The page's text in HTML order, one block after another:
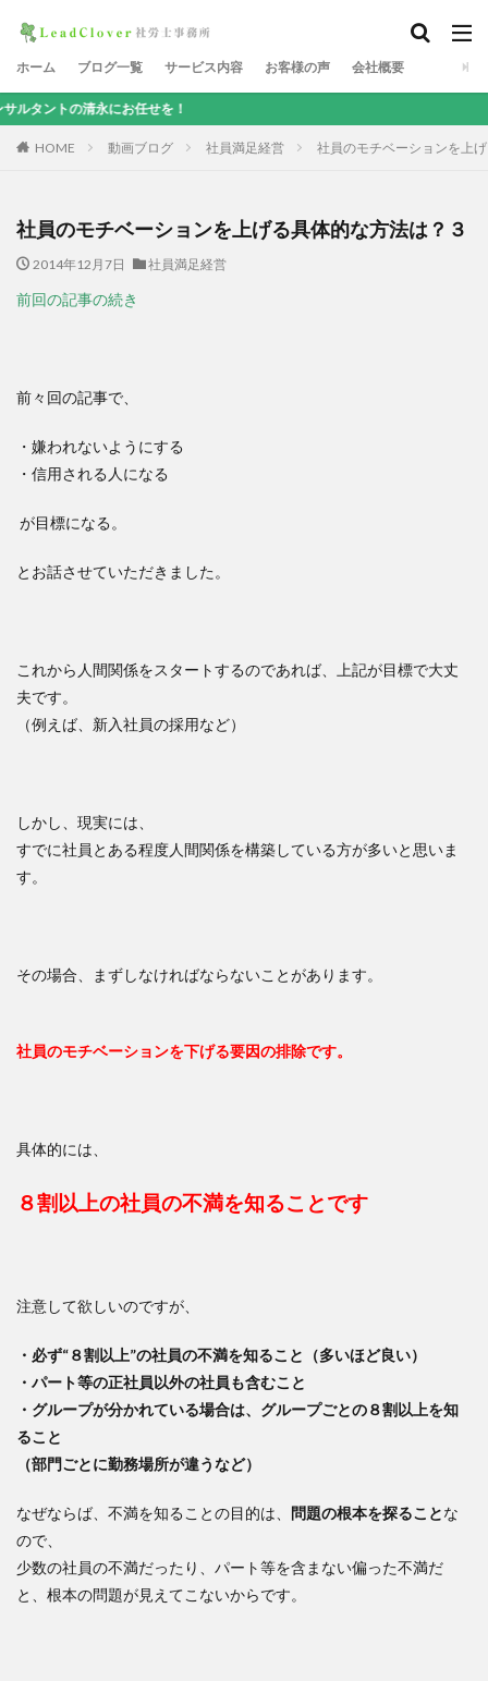
ホーム ブログ一覧 サービス内容 お客様の声 会社概要
清永にお任せを！
HOME 動画ブログ 社員満足経営 社員のモチベーションを上
社員のモチベーションを上げる具体的な方法は？３
2014年12月7日 社員満足経営
前回の記事の続き
前々回の記事で、
・嫌われないようにする
・信用される人になる
が目標になる。
とお話させていただきました。
これから人間関係をスタートするのであれば、上記が目標で大丈
夫です。
（例えば、新入社員の採用など）
しかし、現実には、
すでに社員とある程度人間関係を構築している方が多いと思いま
す。
その場合、まずしなければならないことがあります。
社員のモチベーションを下げる要因の排除です。
具体的には、
８割以上の社員の不満を知ることです
注意して欲しいのですが、
・必ず“８割以上”の社員の不満を知ること（多いほど良い）
・パート等の正社員以外の社員も含むこと
・グループが分かれている場合は、グループごとの８割以上を知
ること
（部門ごとに勤務場所が違うなど）
なぜならば、不満を知ることの目的は、 問題の根本を探ることな
ので、
少数の社員の不満だったり、パート等を含まない偏った不満だ
と、根本の問題が見えてこないからです。